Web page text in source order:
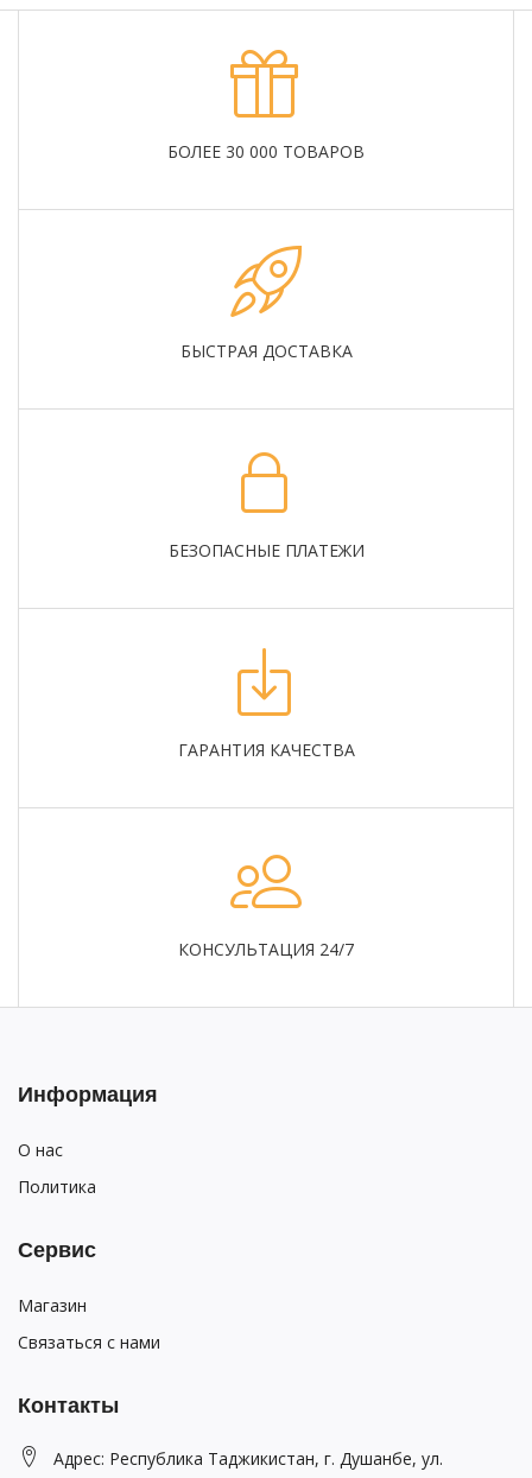
БОЛЕЕ 30 000 ТОВАРОВ
БЫСТРАЯ ДОСТАВКА
БЕЗОПАСНЫЕ ПЛАТЕЖИ
ГАРАНТИЯ КАЧЕСТВА
КОНСУЛЬТАЦИЯ 24/7
Информация
О нас
Политика
Сервис
Магазин
Связаться с нами
Контакты
Адрес: Республика Таджикистан, г. Душанбе, ул.